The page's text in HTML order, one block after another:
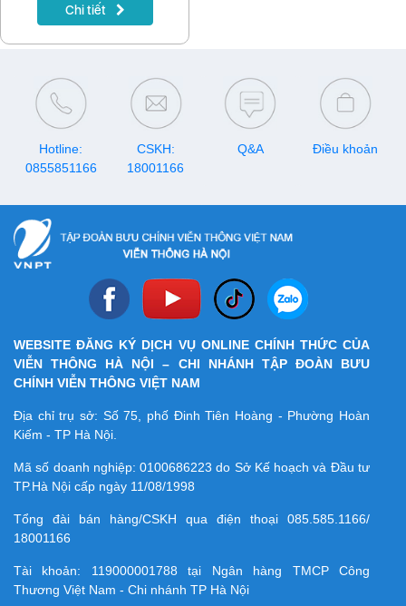
data, gọi thoại hay tích lũy tài
được nhiều ưu đãi nhất.
Chi tiết
Hotline:
0855851166
CSKH:
18001166
Q&A Điều khoản
WEBSITE ĐĂNG KÝ DỊCH VỤ ONLINE CHÍNH THỨC CỦA
VIỄN THÔNG HÀ NỘI – CHI NHÁNH TẬP ĐOÀN BƯU
CHÍNH VIỄN THÔNG VIỆT NAM
Địa chỉ trụ sở: Số 75, phố Đinh Tiên Hoàng - Phường Hoàn
Kiếm - TP Hà Nội.
Mã số doanh nghiệp:0100686223 do Sở Kế hoạch và Đầu tư
TP.Hà Nội cấp ngày 11/08/1998
Tổng đài bán hàng/CSKH qua điện thoại 085.585.1166/
18001166
Tài khoản: 119000001788 tại Ngân hàng TMCP Công
Thương Việt Nam - Chi nhánh TP Hà Nội